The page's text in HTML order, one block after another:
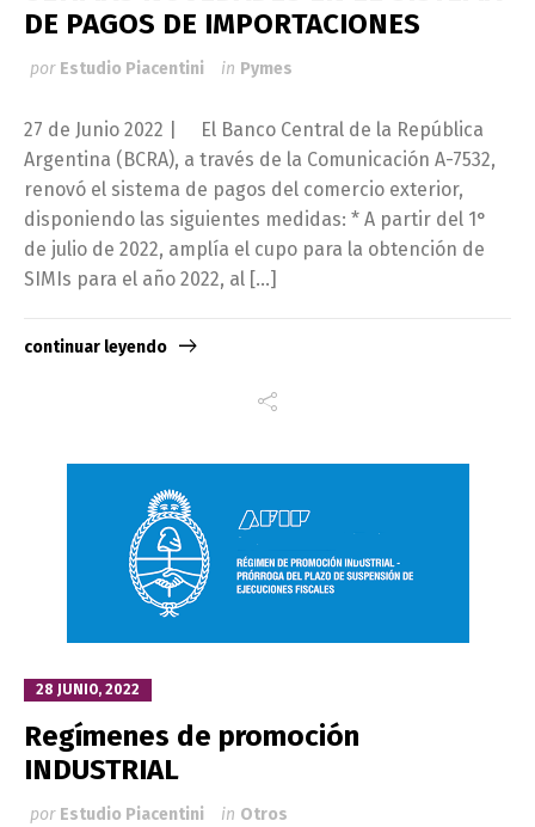
DE PAGOS DE IMPORTACIONES
por Estudio Piacentini in Pymes
27 de Junio 2022 | El Banco Central de la República
Argentina (BCRA), a través de la Comunicación A-7532,
renovó el sistema de pagos del comercio exterior,
disponiendo las siguientes medidas: * A partir del 1°
de julio de 2022, amplía el cupo para la obtención de
SIMIs para el año 2022, al […]
continuar leyendo
28 JUNIO, 2022
Regímenes de promoción
INDUSTRIAL
por Estudio Piacentini in Otros